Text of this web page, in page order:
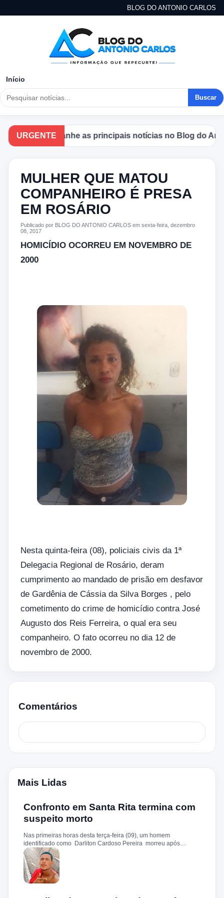
BLOG DO ANTONIO CARLOS
Início
Buscar
URGENTE
Acompanhe as principais notícias no Blog do
MULHER QUE MATOU
COMPANHEIRO É PRESA
EM ROSÁRIO
Publicado por BLOG DO ANTONIO CARLOS em sexta-feira, dezembro
08, 2017
HOMICÍDIO OCORREU EM NOVEMBRO DE
2000
Nesta quinta-feira (08), policiais civis da 1ª
Delegacia Regional de Rosário, deram
cumprimento ao mandado de prisão em desfavor
de Gardênia de Cássia da Silva Borges , pelo
cometimento do crime de homicídio contra José
Augusto dos Reis Ferreira, o qual era seu
companheiro. O fato ocorreu no dia 12 de
novembro de 2000.
Comentários
Mais Lidas
Confronto em Santa Rita termina com
suspeito morto
Nas primeiras horas desta terça-feira (09), um homem
identificado como Darliton Cardoso Pereira morreu após
confronto com a Polícia Militar no povoado Timbotiba, zona rural
de Santa Rita. De acordo com a PM, os policiais estavam
cumprindo um mandado de prisão contra Darliton, apontado
como um dos suspeitos pela morte brutal de Leandro Sena ,
ocorrida em 25 de fevereiro de 2024. A vítima teria sido